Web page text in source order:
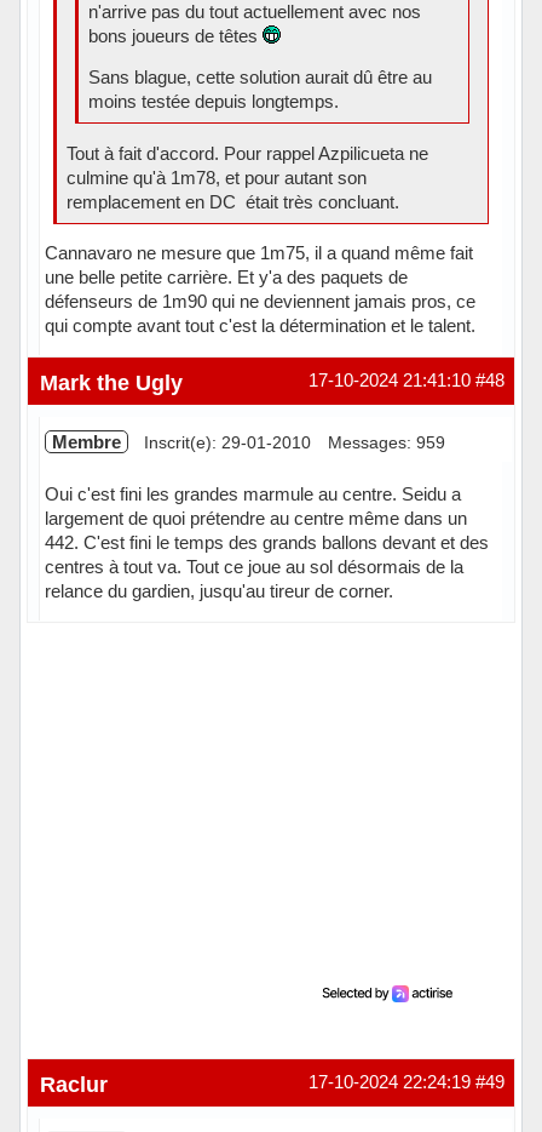
n'arrive pas du tout actuellement avec nos
bons joueurs de têtes
Sans blague, cette solution aurait dû être au
moins testée depuis longtemps.
Tout à fait d'accord. Pour rappel Azpilicueta ne
culmine qu'à 1m78, et pour autant son
remplacement en DC était très concluant.
Cannavaro ne mesure que 1m75, il a quand même fait
une belle petite carrière. Et y'a des paquets de
défenseurs de 1m90 qui ne deviennent jamais pros, ce
qui compte avant tout c'est la détermination et le talent.
Hors ligne #48
17-10-2024 21:41:10
Mark the Ugly
Membre Inscrit(e): 29-01-2010 Messages: 959
Oui c'est fini les grandes marmule au centre. Seidu a
largement de quoi prétendre au centre même dans un
442. C'est fini le temps des grands ballons devant et des
centres à tout va. Tout ce joue au sol désormais de la
relance du gardien, jusqu'au tireur de corner.
#49
17-10-2024 22:24:19
Raclur